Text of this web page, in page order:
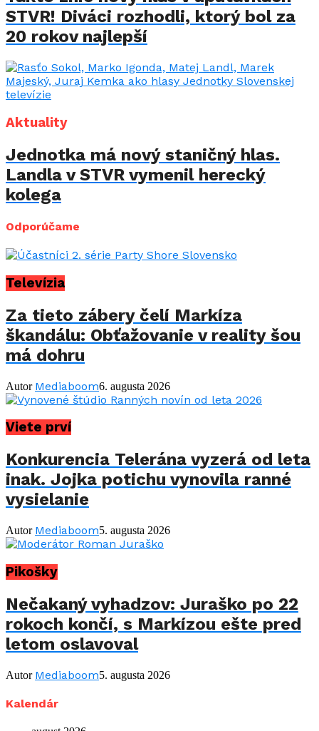
STVR! Diváci rozhodli, ktorý bol za
20 rokov najlepší
Aktuality
Jednotka má nový staničný hlas.
Landla v STVR vymenil herecký
kolega
Odporúčame
Televízia
Za tieto zábery čelí Markíza
škandálu: Obťažovanie v reality šou
má dohru
Autor Mediaboom6. augusta 2026
Viete prví
Konkurencia Telerána vyzerá od leta
inak. Jojka potichu vynovila ranné
vysielanie
Autor Mediaboom5. augusta 2026
Pikošky
Nečakaný vyhadzov: Juraško po 22
rokoch končí, s Markízou ešte pred
letom oslavoval
Autor Mediaboom5. augusta 2026
Kalendár